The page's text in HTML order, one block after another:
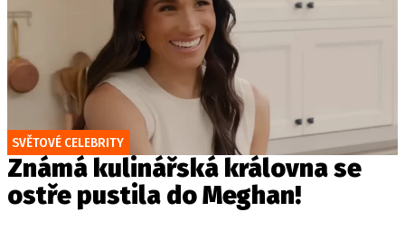
SVĚTOVÉ CELEBRITY
Známá kulinářská královna se
ostře pustila do Meghan!